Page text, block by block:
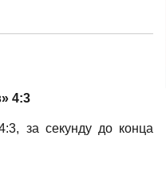
4:3
за секунду до конца